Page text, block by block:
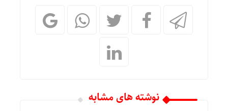
نوشته های مشابه